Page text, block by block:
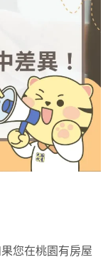
您在桃園有房屋